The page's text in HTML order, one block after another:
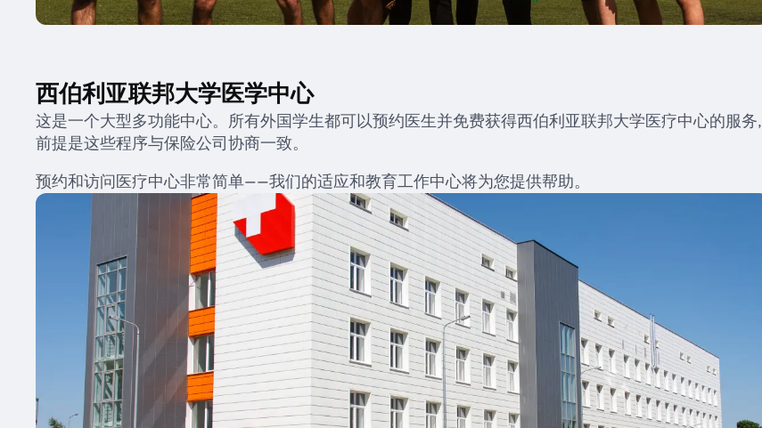
西伯利亚联邦大学医学中心
这是一个大型多功能中心。所有外国学生都可以预约医生并免费获得西伯利亚联邦大学医疗中心的服务,
前提是这些程序与保险公司协商一致。
预约和访问医疗中心非常简单——我们的适应和教育工作中心将为您提供帮助。